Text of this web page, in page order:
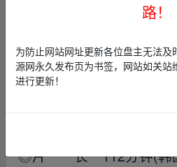
fr_om w
◎类 别 剧情 / 家庭
◎语 言 韩语
◎片 长 112分钟(韩
路！
为防止网站网址更新各位盘主无法
源网永久发布页为书签，网站如关站
进行更新！